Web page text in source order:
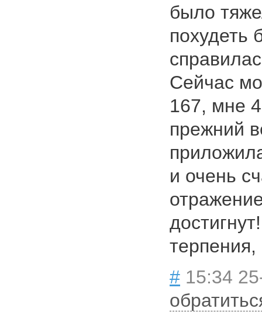
было
похудеть
Сейчас
167, мне
прежний
и очень
терпения,
# 15:34